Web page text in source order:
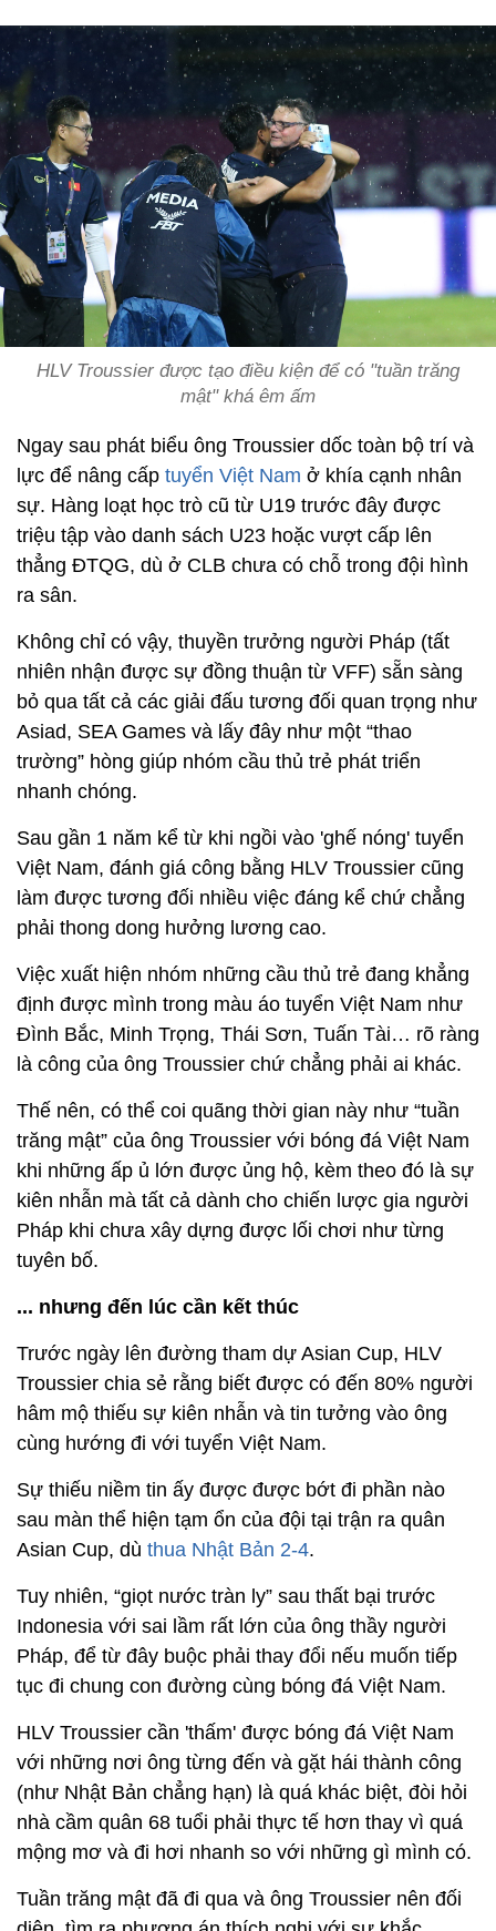
HLV Troussier được tạo điều kiện để có "tuần trăng
mật" khá êm ấm
Ngay sau phát biểu ông Troussier dốc toàn bộ trí và
lực để nâng cấp tuyển Việt Nam ở khía cạnh nhân
sự. Hàng loạt học trò cũ từ U19 trước đây được
triệu tập vào danh sách U23 hoặc vượt cấp lên
thẳng ĐTQG, dù ở CLB chưa có chỗ trong đội hình
ra sân.
Không chỉ có vậy, thuyền trưởng người Pháp (tất
nhiên nhận được sự đồng thuận từ VFF) sẵn sàng
bỏ qua tất cả các giải đấu tương đối quan trọng như
Asiad, SEA Games và lấy đây như một “thao
trường” hòng giúp nhóm cầu thủ trẻ phát triển
nhanh chóng.
Sau gần 1 năm kể từ khi ngồi vào 'ghế nóng' tuyển
Việt Nam, đánh giá công bằng HLV Troussier cũng
làm được tương đối nhiều việc đáng kể chứ chẳng
phải thong dong hưởng lương cao.
Việc xuất hiện nhóm những cầu thủ trẻ đang khẳng
định được mình trong màu áo tuyển Việt Nam như
Đình Bắc, Minh Trọng, Thái Sơn, Tuấn Tài… rõ ràng
là công của ông Troussier chứ chẳng phải ai khác.
Thế nên, có thể coi quãng thời gian này như “tuần
trăng mật” của ông Troussier với bóng đá Việt Nam
khi những ấp ủ lớn được ủng hộ, kèm theo đó là sự
kiên nhẫn mà tất cả dành cho chiến lược gia người
Pháp khi chưa xây dựng được lối chơi như từng
tuyên bố.
... nhưng đến lúc cần kết thúc
Trước ngày lên đường tham dự Asian Cup, HLV
Troussier chia sẻ rằng biết được có đến 80% người
hâm mộ thiếu sự kiên nhẫn và tin tưởng vào ông
cùng hướng đi với tuyển Việt Nam.
Sự thiếu niềm tin ấy được được bớt đi phần nào
sau màn thể hiện tạm ổn của đội tại trận ra quân
Asian Cup, dù thua Nhật Bản 2-4.
Tuy nhiên, “giọt nước tràn ly” sau thất bại trước
Indonesia với sai lầm rất lớn của ông thầy người
Pháp, để từ đây buộc phải thay đổi nếu muốn tiếp
tục đi chung con đường cùng bóng đá Việt Nam.
HLV Troussier cần 'thấm' được bóng đá Việt Nam
với những nơi ông từng đến và gặt hái thành công
(như Nhật Bản chẳng hạn) là quá khác biệt, đòi hỏi
nhà cầm quân 68 tuổi phải thực tế hơn thay vì quá
mộng mơ và đi hơi nhanh so với những gì mình có.
Tuần trăng mật đã đi qua và ông Troussier nên đối